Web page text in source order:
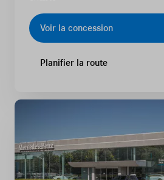
Voir la concession
Planifier la route